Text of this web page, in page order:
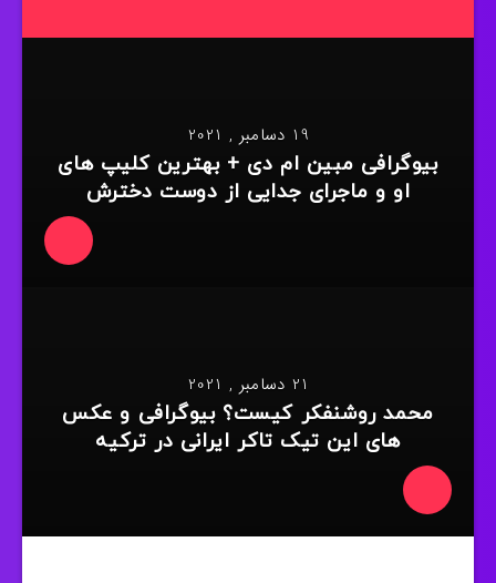
19 دسامبر , 2021
بیوگرافی مبین ام دی + بهترین کلیپ های
او و ماجرای جدایی از دوست دخترش
21 دسامبر , 2021
محمد روشنفکر کیست؟ بیوگرافی و عکس
های این تیک تاکر ایرانی در ترکیه